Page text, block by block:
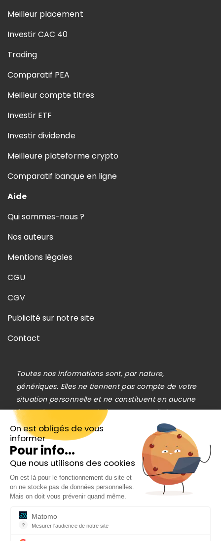
On est obligés de vous
informer
Pour info...
Que nous utilisons des cookies
On est là pour le fonctionnement du site et
on ne stocke pas de données personnelles.
Mais on doit vous prévenir quand même.
?
Matomo
Mesurer l'audience de notre site
Inscrivez-vous gratuitement à
notre Newsletter hebdo
En cadeau notre ebook
Meilleur placement
Investir CAC 40
Trading
Comparatif PEA
Meilleur compte titres
Investir ETF
Investir dividende
Meilleure plateforme crypto
Comparatif banque en ligne
Aide
Qui sommes-nous ?
Nos auteurs
Mentions légales
CGU
CGV
Publicité sur notre site
Contact
Toutes nos informations sont, par nature,
génériques. Elles ne tiennent pas compte de votre
situation personnelle et ne constituent en aucune
façon des recommandations personnalisées en vue
de la réalisation de transactions et ne peuvent être
assimilées à une prestation de conseil en
investissement financier, ni à une incitation
quelconque à acheter ou vendre des instruments
financiers. Le lecteur est seul responsable de
l’utilisation de l’information fournie, sans qu’aucun
recours contre la société éditrice de
Cafedelabourse.com ne soit possible. La
responsabilité de la société éditrice de